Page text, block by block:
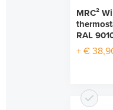
MRC²
RAL
+ €